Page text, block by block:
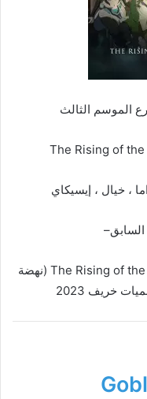
الموسم الثالث
The Rising of
، خيال ، إيسيكاي
الموسم الثالث من انمي The Rising of the Shield Hero (نهضة
خريف 2023